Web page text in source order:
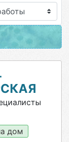
дом